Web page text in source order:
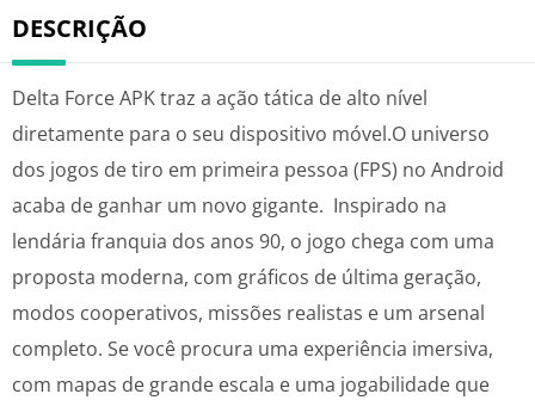
DESCRIÇÃO
Delta Force APK traz a ação tática de alto nível
diretamente para o seu dispositivo móvel.O universo
dos jogos de tiro em primeira pessoa (FPS) no Android
acaba de ganhar um novo gigante. Inspirado na
lendária franquia dos anos 90, o jogo chega com uma
proposta moderna, com gráficos de última geração,
modos cooperativos, missões realistas e um arsenal
completo. Se você procura uma experiência imersiva,
com mapas de grande escala e uma jogabilidade que